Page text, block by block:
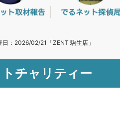
日：2026/02/21「ZENT 駒生店」
チャリティー